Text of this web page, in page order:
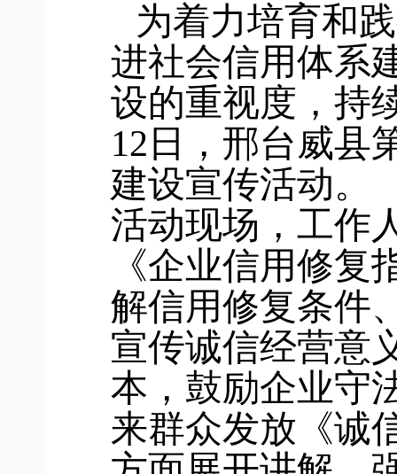
为着力培育和
进社会信用体系
设的重视度，持
12日，邢台威县
建设宣传活动。
活动现场，工作
《企业信用修
解信用修复条件
宣传诚信经营意
本，鼓励企业守
来群众发放《诚